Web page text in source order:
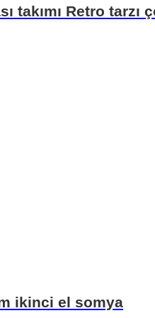
takımı Retro tarzı
ikinci el somya